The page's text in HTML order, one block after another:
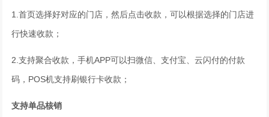
1.首页选择好对应的门店，然后点击收款，可以根据选择的门店进
行快速收款；
2.支持聚合收款，手机APP可以扫微信、支付宝、云闪付的付款
码，POS机支持刷银行卡收款；
支持单品核销